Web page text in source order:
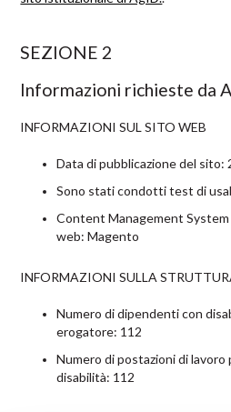
SEZIONE 2
Informazioni richieste da
INFORMAZIONI SUL SITO WEB
Data di pubblicazione del sito:
Sono stati condotti test di
Content Management
web: Magento
INFORMAZIONI SULLA
Numero di dipendenti con
erogatore: 112
Numero di postazioni di
disabilità: 112